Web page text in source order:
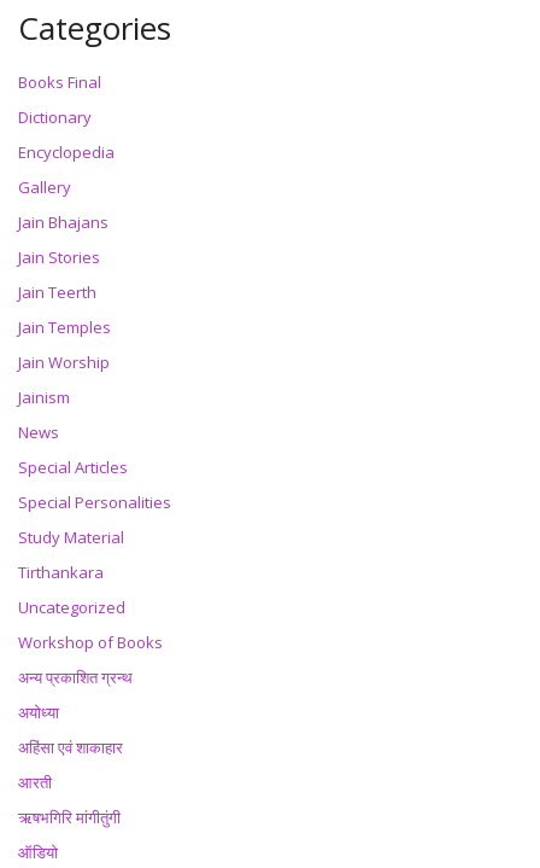
Categories
Books Final
Dictionary
Encyclopedia
Gallery
Jain Bhajans
Jain Stories
Jain Teerth
Jain Temples
Jain Worship
Jainism
News
Special Articles
Special Personalities
Study Material
Tirthankara
Uncategorized
Workshop of Books
अन्य प्रकाशित ग्रन्थ
अयोध्या
अहिंसा एवं शाकाहार
आरती
ऋषभगिरि मांगीतुंगी
ऑडियो